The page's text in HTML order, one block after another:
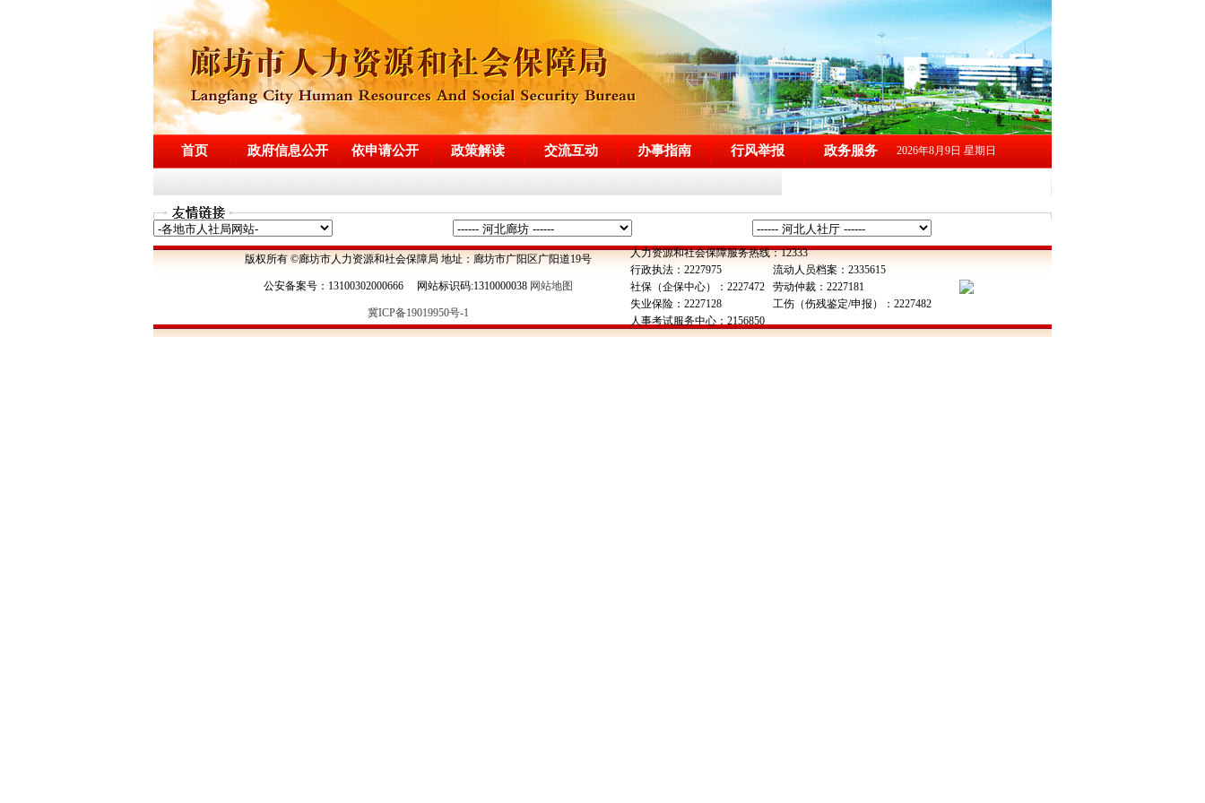
首页 政府信息公开 依申请公开 政策解读 交流互动 办事指南 行风举报 政务服务 2026年8月9日 星期日
版权所有 ©廊坊市人力资源和社会保障局 地址：廊坊市广阳区广阳道19号
公安备案号：13100302000666 网站标识码:1310000038 网站地图
冀ICP备19019950号-1
人力资源和社会保障服务热线：12333
行政执法：2227975
流动人员档案：2335615
社保（企保中心）：2227472 劳动仲裁：2227181
失业保险：2227128
工伤（伤残鉴定/申报）：2227482
人事考试服务中心：2156850